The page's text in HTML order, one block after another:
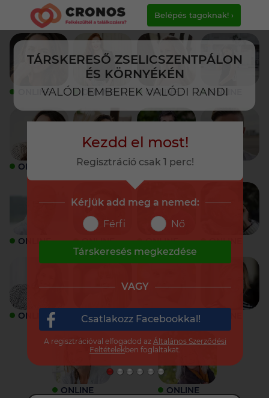
TÁRSKERESŐ ZSELICSZENTPÁLON
ÉS KÖRNYÉKÉN
VALÓDI EMBEREK VALÓDI RANDI
Belépés tagoknak! ›
ONLINE ONLINE ONLINE ONLINE
ONLINE ONLINE ONLINE
ONLINE ONLINE ONLINE ONLINE
ONLINE ONLINE ONLINE
ONLINE ONLINE
Kezdd el most!
Regisztráció csak 1 perc!
Kérjük add meg a nemed:
Férfi
Nő
Társkeresés megkezdése
VAGY
Csatlakozz Facebookkal!
A regisztrációval elfogadod az Általános Szerződési
Feltételekben foglaltakat.